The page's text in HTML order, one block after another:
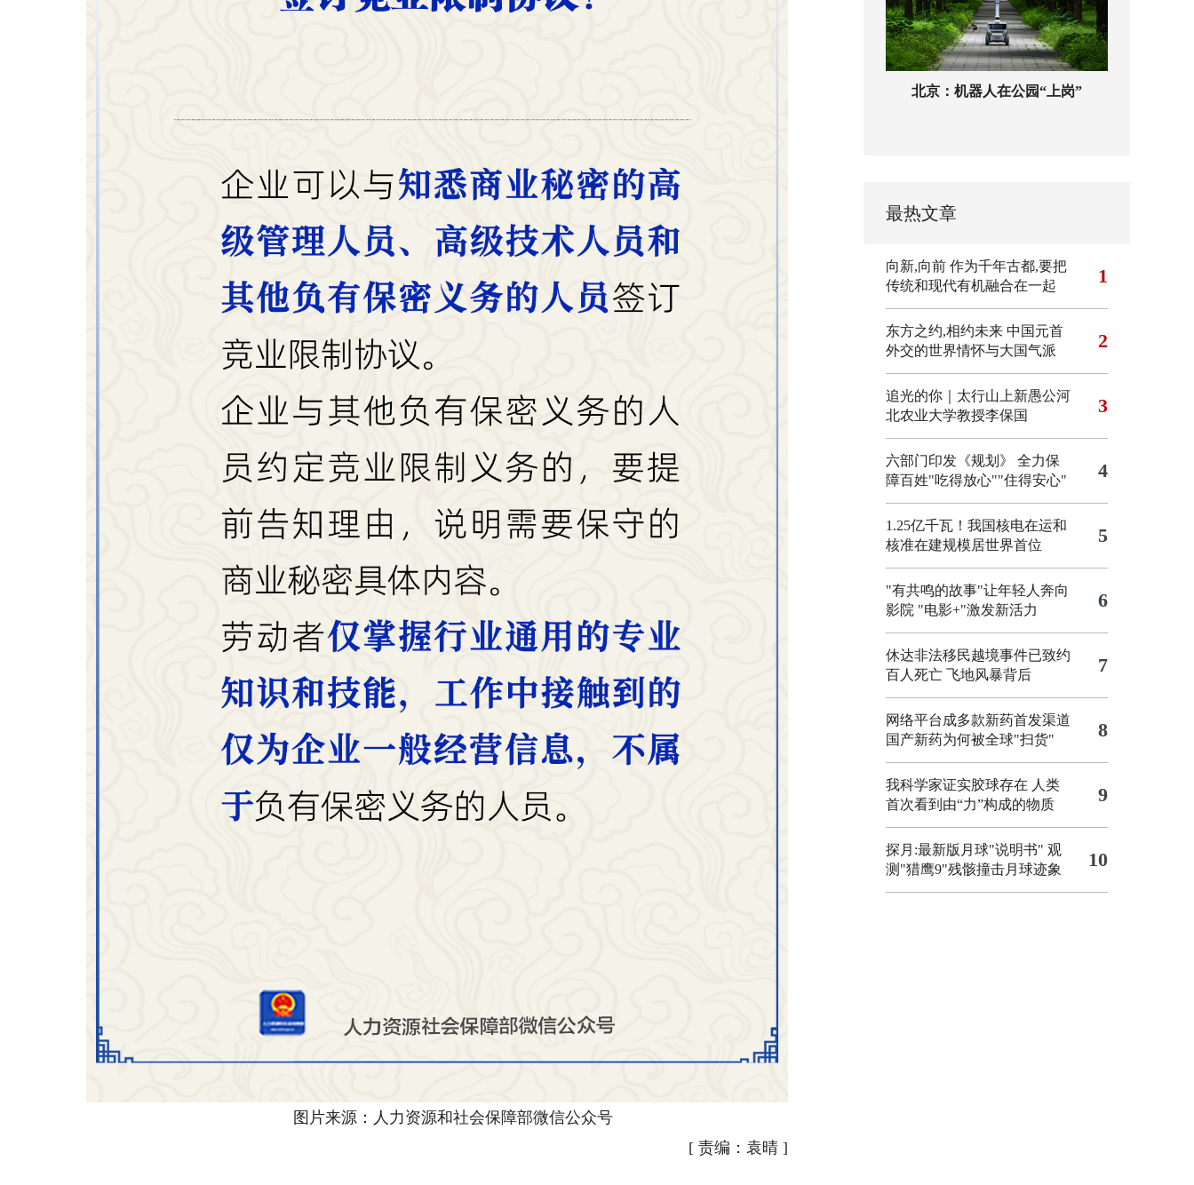
图片来源：人力资源和社会保障部微信公众号
[ 责编：袁晴 ]
北京：机器人在公园“上岗”
最热文章
向新,向前 作为千年古都,要把
传统和现代有机融合在一起
1
东方之约,相约未来 中国元首
外交的世界情怀与大国气派
2
追光的你｜太行山上新愚公河
北农业大学教授李保国
3
六部门印发《规划》 全力保
障百姓"吃得放心""住得安心"
4
1.25亿千瓦！我国核电在运和
核准在建规模居世界首位
5
"有共鸣的故事"让年轻人奔向
影院 "电影+"激发新活力 6
休达非法移民越境事件已致约
百人死亡 飞地风暴背后 7
网络平台成多款新药首发渠道
国产新药为何被全球"扫货"
8
我科学家证实胶球存在 人类
首次看到由“力”构成的物质
9
探月:最新版月球"说明书" 观
测"猎鹰9"残骸撞击月球迹象
10